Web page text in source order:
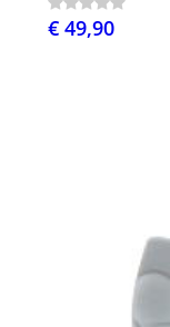
€ 49,90